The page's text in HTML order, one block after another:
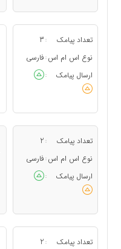
تعداد پیامک :
3
نوع اس ام اس : فارسی
ارسال پیامک
:
تعداد پیامک :
2
نوع اس ام اس : فارسی
ارسال پیامک
:
تعداد پیامک :
2